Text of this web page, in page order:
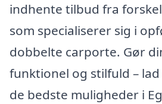
indhente tilbud fra
som specialiserer sig i
dobbelte carporte. Gør
funktionel og stilfuld –
de bedste muligheder i